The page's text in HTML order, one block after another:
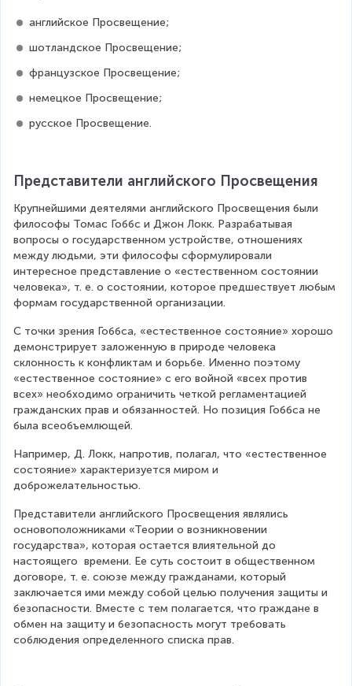
английское Просвещение;
шотландское Просвещение;
французское Просвещение;
немецкое Просвещение;
русское Просвещение.
Представители английского Просвещения
Крупнейшими деятелями английского Просвещения были
философы Томас Гоббс и Джон Локк. Разрабатывая
вопросы о государственном устройстве, отношениях
между людьми, эти философы сформулировали
интересное представление о «естественном состоянии
человека», т. е. о состоянии, которое предшествует любым
формам государственной организации.
С точки зрения Гоббса, «естественное состояние» хорошо
демонстрирует заложенную в природе человека
склонность к конфликтам и борьбе. Именно поэтому
«естественное состояние» с его войной «всех против
всех» необходимо ограничить четкой регламентацией
гражданских прав и обязанностей. Но позиция Гоббса не
была всеобъемлющей.
Например, Д. Локк, напротив, полагал, что «естественное
состояние» характеризуется миром и
доброжелательностью.
Представители английского Просвещения являлись
основоположниками «Теории о возникновении
государства», которая остается влиятельной до
настоящего  времени. Ее суть состоит в общественном
договоре, т. е. союзе между гражданами, который
заключается ими между собой целью получения защиты и
безопасности. Вместе с тем полагается, что граждане в
обмен на защиту и безопасность могут требовать
соблюдения определенного списка прав.